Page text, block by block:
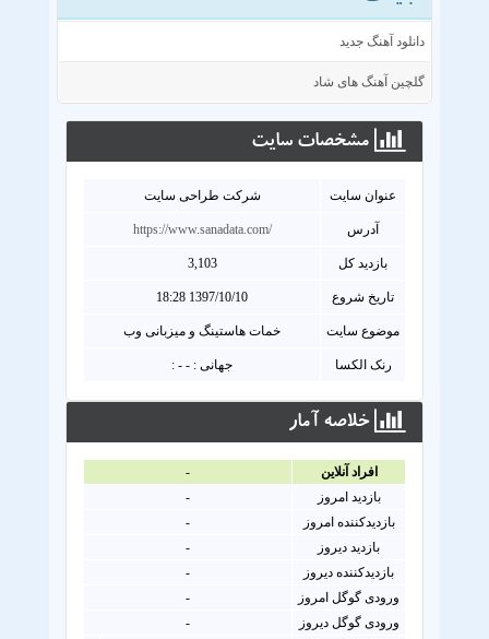
دانلود آهنگ جدید
گلچین آهنگ های شاد
مشخصات سايت
عنوان سايت شرکت طراحی سایت
آدرس https://www.sanadata.com/
بازدید کل 3,103
تاریخ شروع 1397/10/10 18:28
موضوع سایت خمات هاستینگ و میزبانی وب
رنک الکسا جهانی : - - :
خلاصه آمار
افراد آنلاين
-
بازدید امروز
-
بازدیدکننده امروز
-
بازدید دیروز
-
بازدیدکننده دیروز
-
ورودی گوگل امروز
-
ورودی گوگل دیروز
-